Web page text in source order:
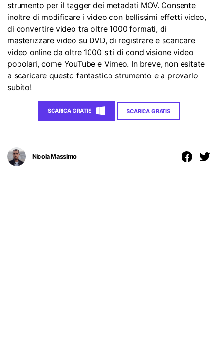
strumento per il tagger dei metadati MOV. Consente
inoltre di modificare i video con bellissimi effetti video,
di convertire video tra oltre 1000 formati, di
masterizzare video su DVD, di registrare e scaricare
video online da oltre 1000 siti di condivisione video
popolari, come YouTube e Vimeo. In breve, non esitate
a scaricare questo fantastico strumento e a provarlo
subito!
SCARICA GRATIS SCARICA GRATIS
Nicola Massimo